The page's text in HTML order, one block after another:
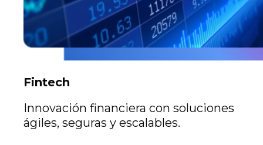
Fintech
Innovación financiera con soluciones
ágiles, seguras y escalables.